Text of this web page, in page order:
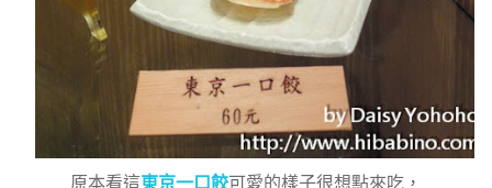
原本看這東京一口餃可愛的樣子很想點來吃，